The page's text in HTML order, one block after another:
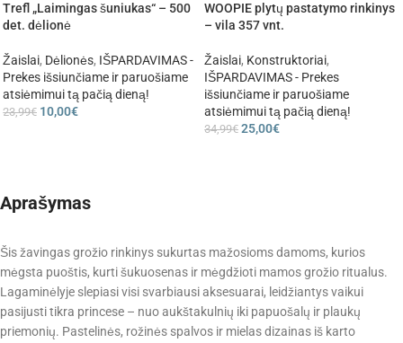
Trefl „Laimingas šuniukas“ – 500
det. dėlionė
Žaislai, Dėlionės, IŠPARDAVIMAS -
Prekes išsiunčiame ir paruošiame
atsiėmimui tą pačią dieną!
23,99€ 10,00€
WOOPIE plytų pastatymo rinkinys
– vila 357 vnt.
Žaislai, Konstruktoriai,
IŠPARDAVIMAS - Prekes
išsiunčiame ir paruošiame
atsiėmimui tą pačią dieną!
34,99€ 25,00€
Aprašymas
Šis žavingas grožio rinkinys sukurtas mažosioms damoms, kurios
mėgsta puoštis, kurti šukuosenas ir mėgdžioti mamos grožio ritualus.
Lagaminėlyje slepiasi visi svarbiausi aksesuarai, leidžiantys vaikui
pasijusti tikra princese – nuo aukštakulnių iki papuošalų ir plaukų
priemonių. Pastelinės, rožinės spalvos ir mielas dizainas iš karto